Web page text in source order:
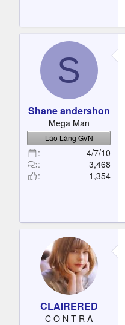
S
Shane andershon
Mega Man
Lão Làng GVN
4/7/10
3,468
1,354
CLAIRERED
C O N T R A